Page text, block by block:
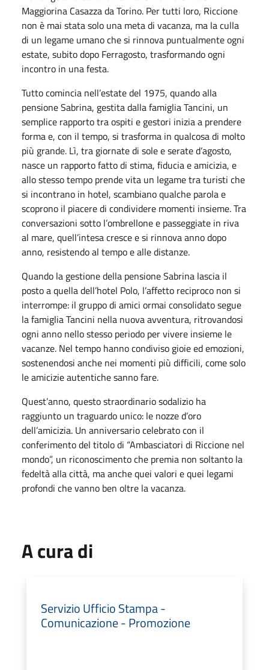
Maggiorina Casazza da Torino. Per tutti loro, Riccione
non è mai stata solo una meta di vacanza, ma la culla
di un legame umano che si rinnova puntualmente ogni
estate, subito dopo Ferragosto, trasformando ogni
incontro in una festa.
Tutto comincia nell’estate del 1975, quando alla
pensione Sabrina, gestita dalla famiglia Tancini, un
semplice rapporto tra ospiti e gestori inizia a prendere
forma e, con il tempo, si trasforma in qualcosa di molto
più grande. Lì, tra giornate di sole e serate d’agosto,
nasce un rapporto fatto di stima, fiducia e amicizia, e
allo stesso tempo prende vita un legame tra turisti che
si incontrano in hotel, scambiano qualche parola e
scoprono il piacere di condividere momenti insieme. Tra
conversazioni sotto l’ombrellone e passeggiate in riva
al mare, quell’intesa cresce e si rinnova anno dopo
anno, resistendo al tempo e alle distanze.
Quando la gestione della pensione Sabrina lascia il
posto a quella dell’hotel Polo, l’affetto reciproco non si
interrompe: il gruppo di amici ormai consolidato segue
la famiglia Tancini nella nuova avventura, ritrovandosi
ogni anno nello stesso periodo per vivere insieme le
vacanze. Nel tempo hanno condiviso gioie ed emozioni,
sostenendosi anche nei momenti più difficili, come solo
le amicizie autentiche sanno fare.
Quest’anno, questo straordinario sodalizio ha
raggiunto un traguardo unico: le nozze d’oro
dell’amicizia. Un anniversario celebrato con il
conferimento del titolo di “Ambasciatori di Riccione nel
mondo”, un riconoscimento che premia non soltanto la
fedeltà alla città, ma anche quei valori e quei legami
profondi che vanno ben oltre la vacanza.
A cura di
Servizio Ufficio Stampa -
Comunicazione - Promozione